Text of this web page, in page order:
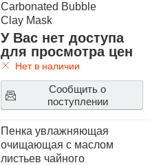
Carbonated Bubble
Clay Mask
У Вас нет доступа
для просмотра цен
Нет в наличии
Сообщить о
поступлении
Пенка увлажняющая
очищающая с маслом
листьев чайного